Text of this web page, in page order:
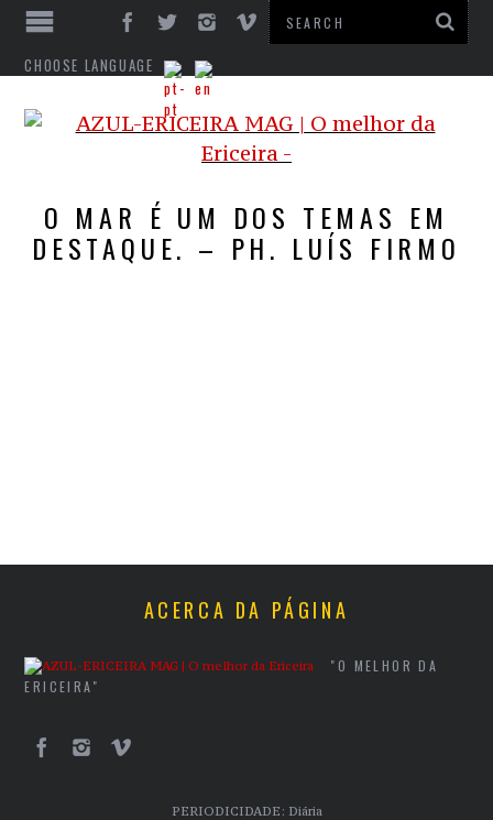
CHOOSE LANGUAGE
O MAR É UM DOS TEMAS EM
DESTAQUE. – PH. LUÍS FIRMO
ACERCA DA PÁGINA
"O MELHOR DA
ERICEIRA"
PERIODICIDADE: Diária